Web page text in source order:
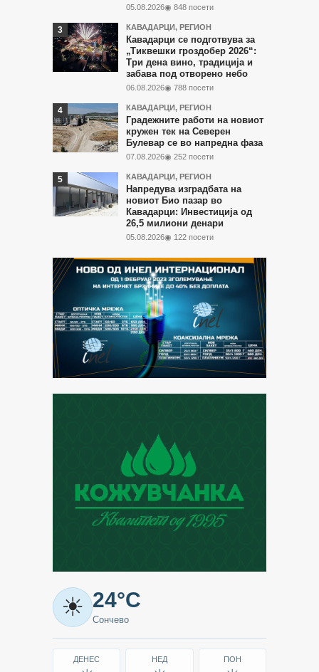
05.08.2026◉ 848 посети
КАВАДАРЦИ, РЕГИОН
Кавадарци се подготвува за
„Тиквешки гроздобер 2026“:
Три дена вино, традиција и
забава под отворено небо
06.08.2026◉ 788 посети
КАВАДАРЦИ, РЕГИОН
Градежните работи на новиот
кружен тек на Северен
Булевар се во напредна фаза
07.08.2026◉ 252 посети
КАВАДАРЦИ, РЕГИОН
Напредува изградбата на
новиот Био пазар во
Кавадарци: Инвестиција од
26,5 милиони денари
05.08.2026◉ 122 посети
Метео
-
Кавадарци
☀ 24°C
Сончево
ДЕНЕС НЕД ПОН